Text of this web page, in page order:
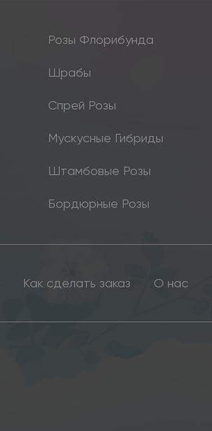
Розы Флорибунда
Шрабы
Спрей Розы
Мускусные Гибриды
Штамбовые Розы
Бордюрные Розы
Как сделать заказ О нас